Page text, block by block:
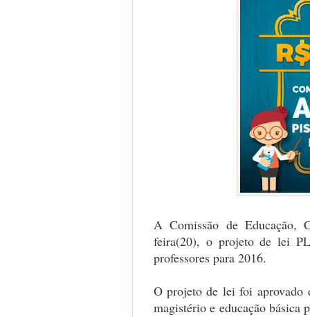
A Comissão de Educação,
feira(20), o projeto de lei
professores para 2016.
O projeto de lei foiaprovado
magistério e educação básica